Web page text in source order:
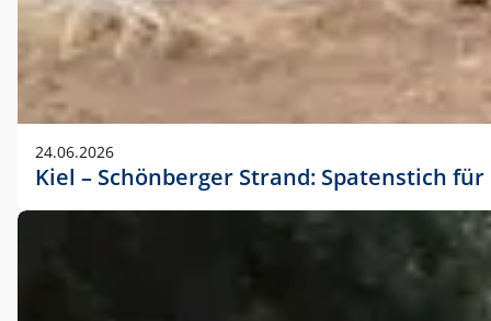
24.06.2026
Kiel – Schönberger Strand: Spatenstich